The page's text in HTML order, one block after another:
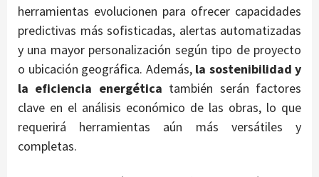
herramientas evolucionen para ofrecer capacidades
predictivas más sofisticadas, alertas automatizadas
y una mayor personalización según tipo de proyecto
o ubicación geográfica. Además, la sostenibilidad y
la eficiencia energética también serán factores
clave en el análisis económico de las obras, lo que
requerirá herramientas aún más versátiles y
completas.